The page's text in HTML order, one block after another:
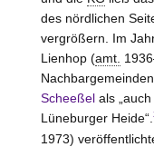
des nördlichen
vergrößern. Im
Lienhop (amt.
Nachbargemeinden
Scheeßelals „auch
Lüneburger Heide“.
1973)